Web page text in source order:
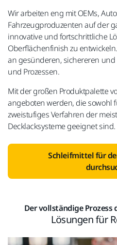
Wir arbeiten eng mit OEMs,
Fahrzeugproduzenten auf der
innovative und fortschrittliche
Oberflächenfinish zu
an gesünderen, sichereren
und Prozessen.
Mit der großen Produktpalette
angeboten werden, die sowohl
zweistufiges Verfahren der
Decklacksysteme geeignet sind.
Schleifmittel für
Der vollständige
Lösungen für